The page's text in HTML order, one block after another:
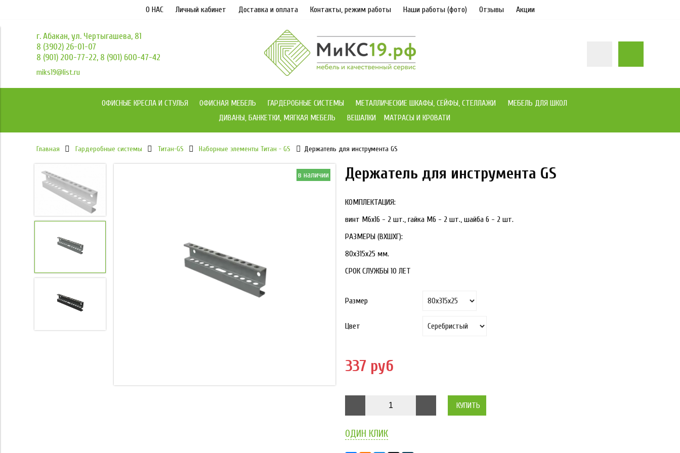
О НАС Личный кабинет Доставка и оплата Контакты, режим работы Наши работы (фото) Отзывы Акции
г. Абакан, ул. Чертыгашева, 81
8 (3902) 26-01-07
8 (901) 200-77-22, 8 (901) 600-47-42
miks19@list.ru
ОФИСНЫЕ КРЕСЛА И СТУЛЬЯ ОФИСНАЯ МЕБЕЛЬ ГАРДЕРОБНЫЕ СИСТЕМЫ МЕТАЛЛИЧЕСКИЕ ШКАФЫ, СЕЙФЫ, СТЕЛЛАЖИ
МЕБЕЛЬ ДЛЯ ШКОЛ
ДИВАНЫ, БАНКЕТКИ, МЯГКАЯ МЕБЕЛЬ
ВЕШАЛКИ МАТРАСЫ И КРОВАТИ
Главная Гардеробные системы Титан-GS Наборные элементы Титан - GS Держатель для инструмента GS
в наличии в наличии
Держатель для инструмента GS
КОМПЛЕКТАЦИЯ:
винт М6х16 - 2 шт., гайка М6 - 2 шт., шайба 6 - 2 шт.
РАЗМЕРЫ (ВХШХГ):
80х315х25 мм.
СРОК СЛУЖБЫ 10 ЛЕТ
Размер
Цвет
337 руб
КУПИТЬ
ОДИН КЛИК